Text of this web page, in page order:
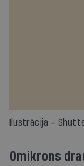
Ilustrācija —
Omikrons